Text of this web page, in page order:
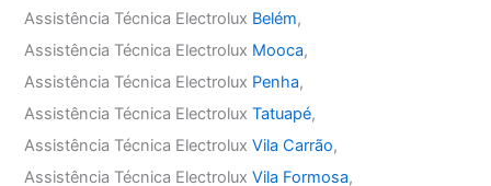
Assistência Técnica Electrolux Belém,
Assistência Técnica Electrolux Mooca,
Assistência Técnica Electrolux Penha,
Assistência Técnica ElectroluxTatuapé,
Assistência Técnica ElectroluxVila Carrão,
Assistência Técnica ElectroluxVila Formosa,